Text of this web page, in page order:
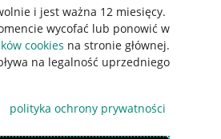
i jest ważna 12 miesięcy.
wycofać lub ponowić w
cookies na stronie głównej.
na legalność uprzedniego
polityka ochrony prywatności